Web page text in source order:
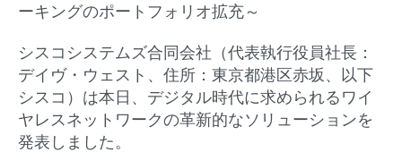
ーキングのポートフォリオ拡充～
シスコシステムズ合同会社（代表執行役員社長：
デイヴ・ウェスト、住所：東京都港区赤坂、以下
シスコ）は本日、デジタル時代に求められるワイ
ヤレスネットワークの革新的なソリューションを
発表しました。